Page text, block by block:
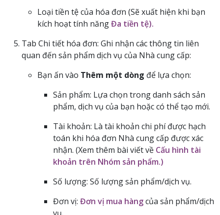
Loại tiền tệ của hóa đơn (Sẽ xuất hiện khi bạn
kích hoạt tính năngĐa tiền tệ).
Tab Chi tiết hóa đơn: Ghi nhận các thông tin liên
quan đến sản phẩm dịch vụ của Nhà cung cấp:
Bạn ấn vào Thêm một dòng để lựa chọn:
Sản phẩm: Lựa chọn trong danh sách sản
phẩm, dịch vụ của bạn hoặc có thể tạo mới.
Tài khoản: Là tài khoản chi phí được hạch
toán khi hóa đơn Nhà cung cấp được xác
nhận. (Xem thêm bài viết về Cấu hình tài
khoản trên Nhóm sản phẩm.)
Số lượng: Số lượng sản phẩm/dịch vụ.
Đơn vị: Đơn vị mua hàngcủa sản phẩm/dịch
vụ.